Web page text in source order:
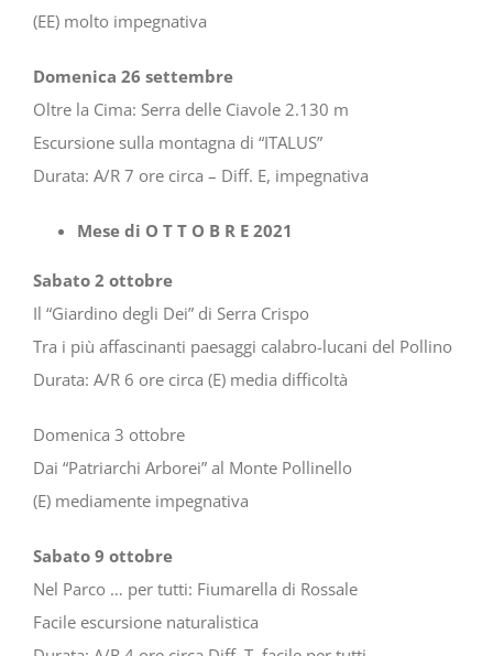
(EE) molto impegnativa
Domenica 26 settembre
Oltre la Cima: Serra delle Ciavole 2.130 m
Escursione sulla montagna di “ITALUS”
Durata: A/R 7 ore circa – Diff. E, impegnativa
Mese di O T T O B R E 2021
Sabato 2 ottobre
Il “Giardino degli Dei” di Serra Crispo
Tra i più affascinanti paesaggi calabro-lucani del Pollino
Durata: A/R 6 ore circa (E) media difficoltà
Domenica 3 ottobre
Dai “Patriarchi Arborei” al Monte Pollinello
(E) mediamente impegnativa
Sabato 9 ottobre
Nel Parco … per tutti: Fiumarella di Rossale
Facile escursione naturalistica